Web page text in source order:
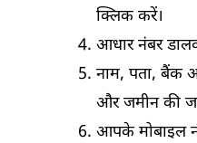
क्लिक करें।
आधार नंबर
नाम, पता, बैंक
और जमीन की
आपके मोबाइल